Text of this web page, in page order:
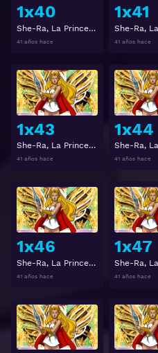
1x40
She-Ra, La Princesa del Poder Temporada 1 Capitulo 40
41 años hace
1x41
41 años hace
1x43
She-Ra, La Princesa del Poder Temporada 1 Capitulo 43
41 años hace
Ver
1x44
41 años hace
1x46
She-Ra, La Princesa del Poder Temporada 1 Capitulo 46
41 años hace
Ver
1x47
41 años hace
Ver